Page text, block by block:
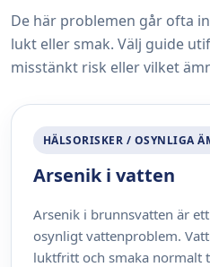
De här problemen går ofta
lukt eller smak. Välj guide
misstänkt risk eller vilket
HÄLSORISKER / OSYNLIGA
Arsenik i vatten
Arsenik i brunnsvatten är
osynligt vattenproblem.
luktfritt och smaka normalt